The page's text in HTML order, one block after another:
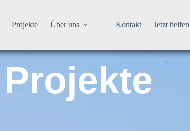
Projekte Über uns Kontakt Jetzt
Projekte